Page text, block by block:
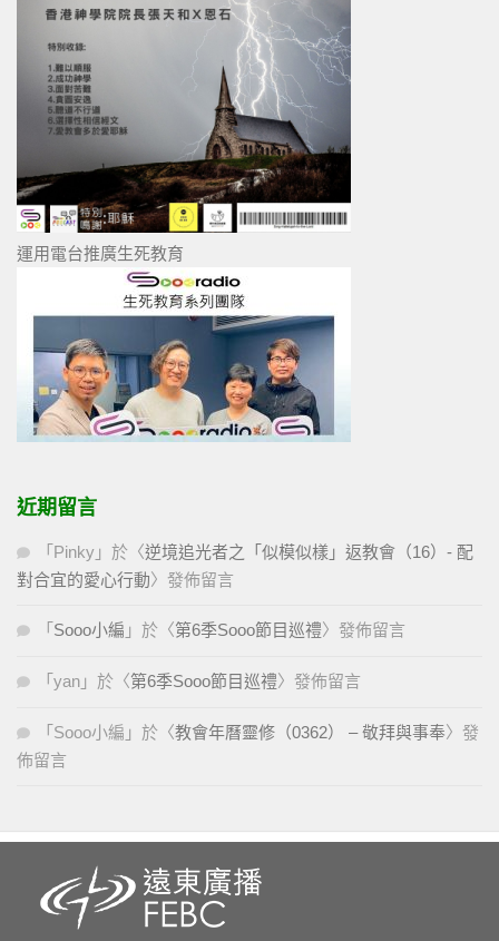
運用電台推廣生死教育
近期留言
「 Pinky 」於〈逆境追光者之「似模似樣」返教會（16）- 配
對合宜的愛心行動〉發佈留言
「 Sooo小編 」於〈第6季Sooo節目巡禮〉發佈留言
「 yan 」於〈第6季Sooo節目巡禮〉發佈留言
「 Sooo小編 」於〈教會年曆靈修（0362） – 敬拜與事奉〉發
佈留言